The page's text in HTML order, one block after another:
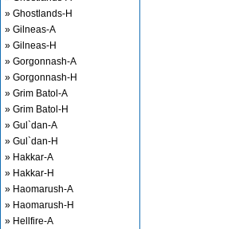
» Ghostlands-H
» Gilneas-A
» Gilneas-H
» Gorgonnash-A
» Gorgonnash-H
» Grim Batol-A
» Grim Batol-H
» Gul`dan-A
» Gul`dan-H
» Hakkar-A
» Hakkar-H
» Haomarush-A
» Haomarush-H
» Hellfire-A